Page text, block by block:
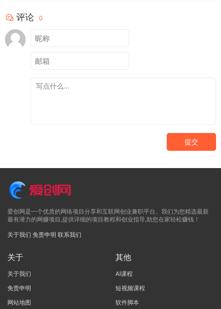
评论 0
提交
爱创网是一个优质的网络项目分享和互联网创业兼职平台。我们为您精选最新
最有潜力的网赚项目,提供详细的项目教程和创业指导,助您在家轻松赚钱！
关于我们 免责申明 联系我们
关于
关于我们
免责申明
网站地图
其他
AI课程
短视频课程
软件脚本